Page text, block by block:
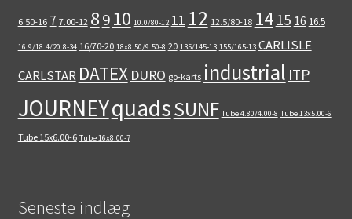
6.50-16 7 7.00-12 89 10 10.0/80-12 11 12 12.5/80-18 14 15 16 16.5
16.9/18.4/20.8-34 16/70-20 18x8.50/9.50-8 20 135/145-13 155/165-13 CARLISLE
CARLSTAR DATEX DURO go-karts industrial ITP
JOURNEYquadsSUNF Tube 4.80/4.00-8 Tube 13x5.00-6
Tube 15x6.00-6 Tube 16x8.00-7
Seneste indlæg